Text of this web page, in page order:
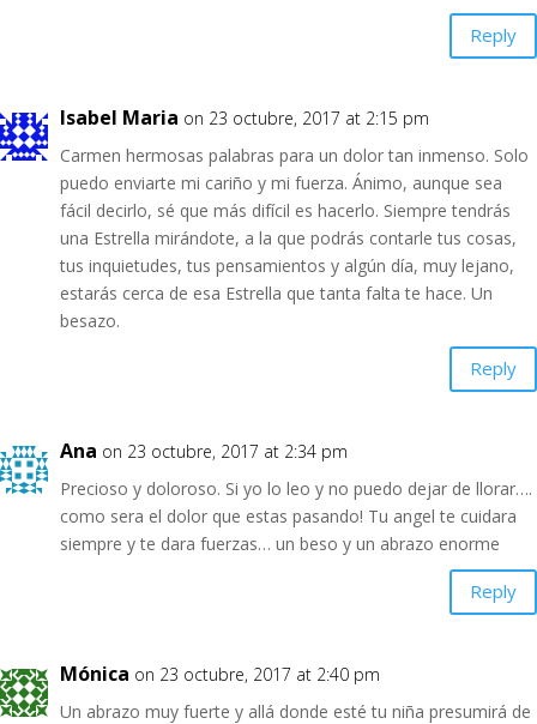
Reply
Isabel Maria on 23 octubre, 2017 at 2:15 pm
Carmen hermosas palabras para un dolor tan inmenso. Solo
puedo enviarte mi cariño y mi fuerza. Ánimo, aunque sea
fácil decirlo, sé que más difícil es hacerlo. Siempre tendrás
una Estrella mirándote, a la que podrás contarle tus cosas,
tus inquietudes, tus pensamientos y algún día, muy lejano,
estarás cerca de esa Estrella que tanta falta te hace. Un
besazo.
Reply
Ana on 23 octubre, 2017 at 2:34 pm
Precioso y doloroso. Si yo lo leo y no puedo dejar de llorar….
como sera el dolor que estas pasando! Tu angel te cuidara
siempre y te dara fuerzas… un beso y un abrazo enorme
Reply
Mónica on 23 octubre, 2017 at 2:40 pm
Un abrazo muy fuerte y allá donde esté tu niña presumirá de